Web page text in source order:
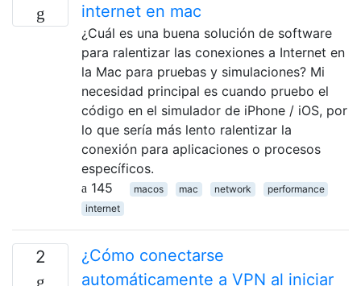
internet en mac
¿Cuál es una buena solución de software
para ralentizar las conexiones a Internet en
la Mac para pruebas y simulaciones? Mi
necesidad principal es cuando pruebo el
código en el simulador de iPhone / iOS, por
lo que sería más lento ralentizar la
conexión para aplicaciones o procesos
específicos.
145
macos mac network
performance
internet
2
¿Cómo conectarse
automáticamente a VPN al iniciar